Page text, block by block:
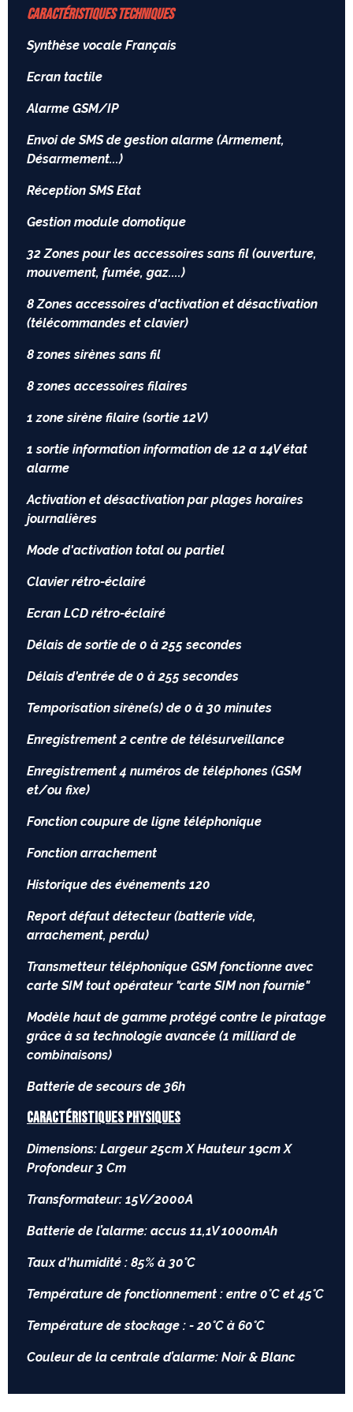
CARACTÉRISTIQUES TECHNIQUES
Synthèse vocale Français
Ecran tactile
Alarme GSM/IP
Envoi de SMS de gestion alarme (Armement,
Désarmement...)
Réception SMS Etat
Gestion module domotique
32 Zones pour les accessoires sans fil (ouverture,
mouvement, fumée, gaz....)
8 Zones accessoires d'activation et désactivation
(télécommandes et clavier)
8 zones sirènes sans fil
8 zones accessoires filaires
1 zone sirène filaire (sortie 12V)
1 sortie information information de 12 a 14V état
alarme
Activation et désactivation par plages horaires
journalières
Mode d'activation total ou partiel
Clavier rétro-éclairé
Ecran LCD rétro-éclairé
Délais de sortie de 0 à 255 secondes
Délais d'entrée de 0 à 255 secondes
Temporisation sirène(s) de 0 à 30 minutes
Enregistrement 2 centre de télésurveillance
Enregistrement 4 numéros de téléphones (GSM
et/ou fixe)
Fonction coupure de ligne téléphonique
Fonction arrachement
Historique des événements 120
Report défaut détecteur (batterie vide,
arrachement, perdu)
Transmetteur téléphonique GSM fonctionne avec
carte SIM tout opérateur "carte SIM non fournie"
Modèle haut de gamme protégé contre le piratage
grâce à sa technologie avancée (1 milliard de
combinaisons)
Batterie de secours de 36h
CARACTÉRISTIQUES PHYSIQUES
Dimensions: Largeur 25cm X Hauteur 19cm X
Profondeur 3 Cm
Transformateur: 15V/2000A
Batterie de l’alarme: accus 11,1V 1000mAh
Taux d'humidité : 85% à 30°C
Température de fonctionnement : entre 0°C et 45°C
Température de stockage : - 20°C à 60°C
Couleur de la centrale d’alarme: Noir & Blanc